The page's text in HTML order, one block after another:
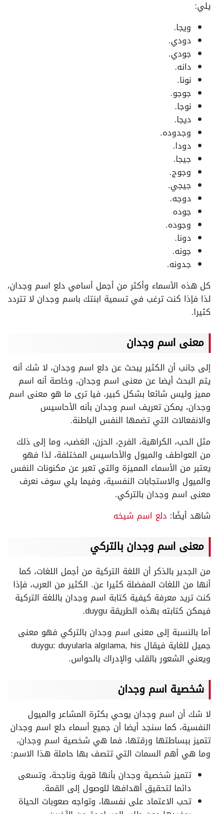
يلي:
ويجا.
دودي.
جودي.
دانه.
نونا.
جوجو.
نوجا.
ديجا.
وجدوده.
دودا.
جيجا.
وجوج.
جيجي.
دوجه.
جوده
وجوده.
دونا.
جونه.
جدونه.
كل هذه الأسماء وأكثر من أجمل أسامي دلع اسم وجدان،
لذا فإذا كنت ترغب في تسمية ابنتك باسم وجدان لا تتردد
كثيرا.
معنى اسم وجدان
إلى جانب أن الكثير يبحث عن دلع اسم وجدان، لا شك أنه
يتم البحث أيضا عن معنى اسم وجدان، وخاصة أنه اسم
مميز وليس شائعا بشكل كبير، فيا ترى ما هو معنى اسم
وجدان، يمكن تعريف اسم وجدان بأنه الأحاسيس
والانفعالات التي تضمها النفس الباطنة.
مثل الحب، الكراهية، الفرح، الحزن، الغضب، وما إلى ذلك
من العواطف والميول والأحاسيس المختلفة، لذا فهو
يعتبر من الأسماء المميزة والتي تعبر عن مكنونات النفس
والميول والاستجابات النفسية، وفيما يلي سوف نعرف
معنى اسم وجدان بالتركي.
شاهد أيضًا: دلع اسم شيخه
معنى اسم وجدان بالتركي
من الجدير بالذكر أن اللغة التركية من أجمل اللغات، كما
أنها من اللغات المفضلة كثيرا عن. الكثير من العرب، فإذا
كنت تريد معرفة كيفية كتابة اسم وجدان باللغة التركية
فيمكن كتابته بهذه الطريقة duygu.
أما بالنسبة إلى معنى اسم وجدان بالتركي فهو معنى
جميل للغاية فيقال duygu: duyularla algılama, his
ويعني الشعور بالقلب والإدراك بالحواس.
شخصية اسم وجدان
لا شك أن اسم وجدان يوحي بكثرة المشاعر والميول
النفسية، كما سنجد أيضا أن جميع أسماء دلع اسم وجدان
تتميز ببساطتها ورقتها، فما هي شخصية اسم وجدان،
وما هي أهم السمات التي تتصف بها حاملة هذا الاسم:
تتميز شخصية وجدان بأنها قوية وناجحة، وتسعى
دائما لتحقيق أهدافها للوصول إلى القمة.
تحب الاعتماد على نفسها، وتواجه صعوبات الحياة